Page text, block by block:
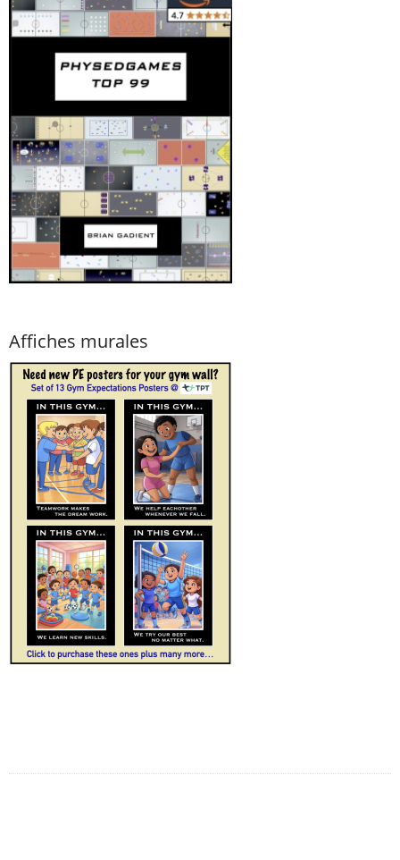
Affiches murales